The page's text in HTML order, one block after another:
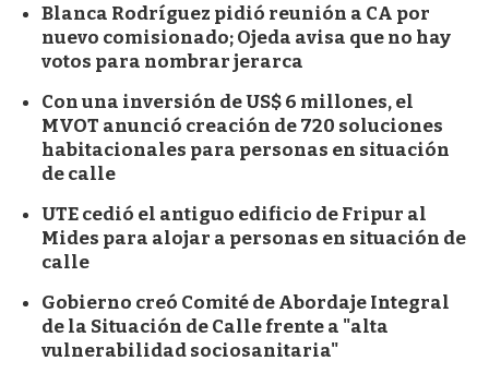
Blanca Rodríguez pidió reunión a CA por
nuevo comisionado; Ojeda avisa que no hay
votos para nombrar jerarca
Con una inversión de US$ 6 millones, el
MVOT anunció creación de 720 soluciones
habitacionales para personas en situación
de calle
UTE cedió el antiguo edificio de Fripur al
Mides para alojar a personas en situación de
calle
Gobierno creó Comité de Abordaje Integral
de la Situación de Calle frente a "alta
vulnerabilidad sociosanitaria"